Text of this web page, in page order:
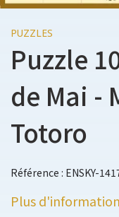
PUZZLES
Puzzle
de Mai -
Totoro
Référence : ENSKY-
Plus